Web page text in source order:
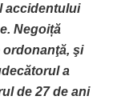
accidentului
Negoiță
ordonanţă, şi
a
de 27 de ani